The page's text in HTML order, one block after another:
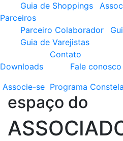
Guia de Shoppings
Parceiros
Parceiro Colaborador
Guia de Varejistas
Downloads
Contato
Fale conosco
Associe-se Programa
espaço do